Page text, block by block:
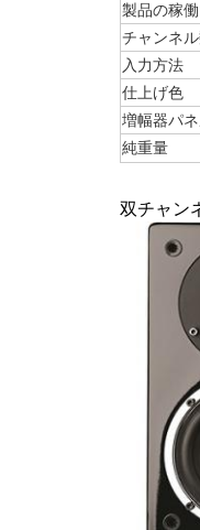
製品の稼
チャンネ
入力方法
仕上げ色
増幅器パ
純重量
双チャン